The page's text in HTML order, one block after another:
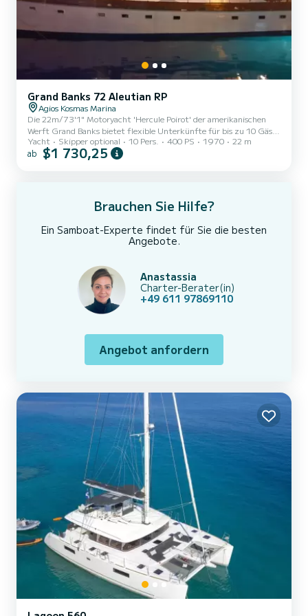
Grand Banks 72 Aleutian RP
Agios Kosmas Marina
Die 22m/73'1" Motoryacht 'Hercule Poirot' der amerikanischen
Werft Grand Banks bietet flexible Unterkünfte für bis zu 10 Gäste
in 4 Kabinen und verfügt über ein Interieur-Design des
amerikanischen Designers Grand Banks. | Gebaut im Jahr 1970,
kinderfreundlichen Aufbaus hervorragend für Familien. Sie
Yacht Skipper optional 10 Pers. 400 PS 1970 22 m
ab $1 730,25
Brauchen Sie Hilfe?
Ein Samboat-Experte findet für Sie die besten
Angebote.
Anastassia
Charter-Berater(in)
+49 611 97869110
Angebot anfordern